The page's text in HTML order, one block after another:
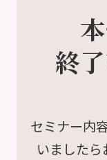
終
セミナー内
いましたら